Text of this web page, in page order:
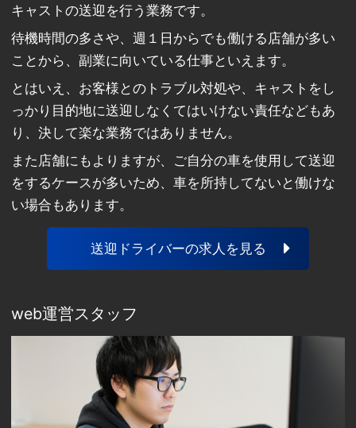
キャストの送迎を行う業務です。
待機時間の多さや、週１日からでも働ける店舗が多い
ことから、副業に向いている仕事といえます。
とはいえ、お客様とのトラブル対処や、キャストをし
っかり目的地に送迎しなくてはいけない責任などもあ
り、決して楽な業務ではありません。
また店舗にもよりますが、ご自分の車を使用して送迎
をするケースが多いため、車を所持してないと働けな
い場合もあります。
送迎ドライバーの求人を見る
web運営スタッフ